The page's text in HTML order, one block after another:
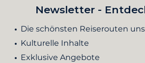
Newsletter -
Die schönsten Reiserouten
Kulturelle Inhalte
Exklusive Angebote